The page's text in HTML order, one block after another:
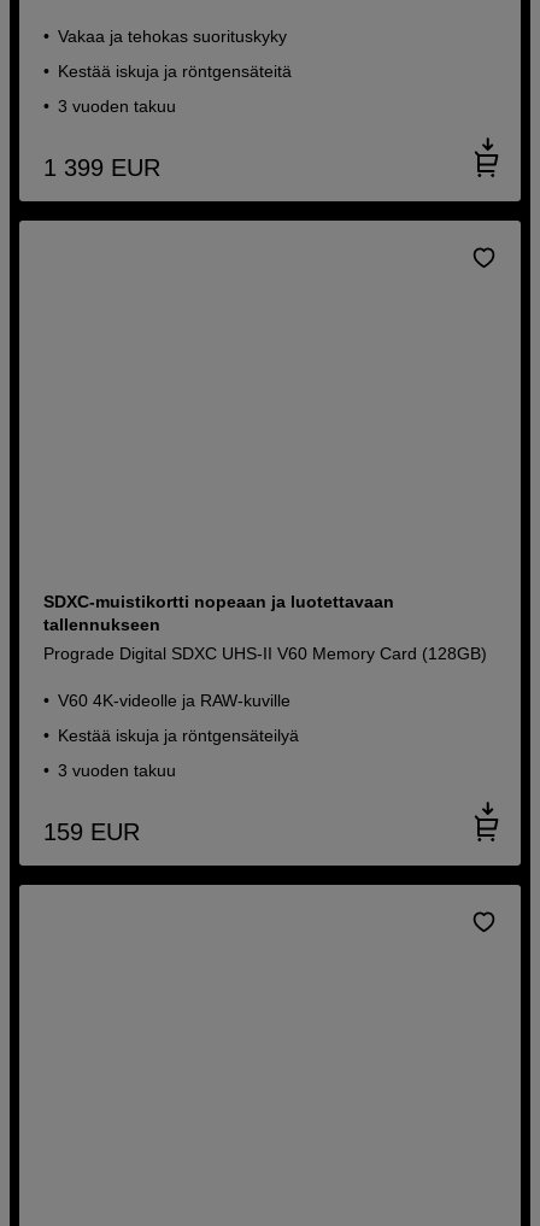
Vakaa ja tehokas suorituskyky
Kestää iskuja ja röntgensäteitä
3 vuoden takuu
1 399 EUR
SDXC-muistikortti nopeaan ja luotettavaan
tallennukseen
Prograde Digital SDXC UHS-II V60 Memory Card (128GB)
V60 4K-videolle ja RAW-kuville
Kestää iskuja ja röntgensäteilyä
3 vuoden takuu
159 EUR